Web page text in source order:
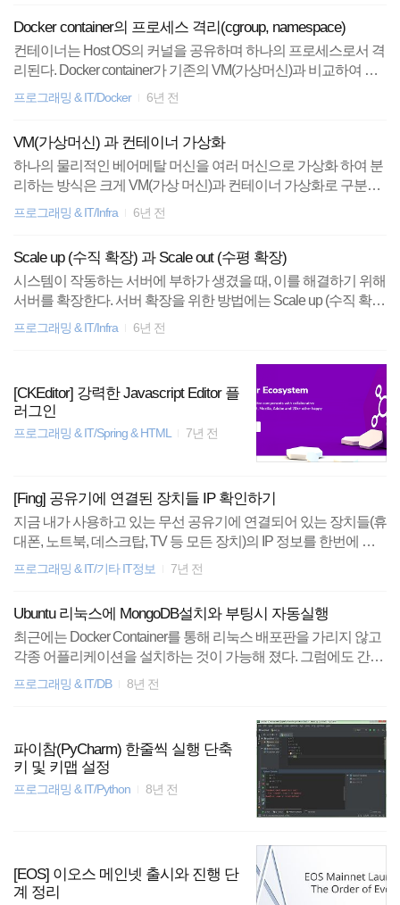
요소들로 이루어져 있다. 2. 워커 노드 실제 컨테이너들이 배포되
는 노드이다. 워커 노드에 애플리케이션 컨테이너들이 구동된다.
마스터 노드도 컨트롤 플레인을 제외하면 하나의 워커 노드로서
기능할 수 있다. 다음은 마스터/워커 노드를 구성하는 요소들에
플리케..
Docker container의 프로세스 격리(cgroup, namespace)
컨테이너는 Host OS의 커널을 공유하며 하나의 프로세스로서 격
리된다. Docker container가 기존의 VM(가상머신)과 비교하여 가
상화 측면에서 어떻게 다른지는 (https://www.leafcats.com/301) 를
다음 두가지를 사용해 컨테이너 프로세스를 격리한다. 첫 번째로
는 리눅스 네임스페이스(namespace)로 각각 컨테이너에서 실행
된 프로세스가 시스템(user, 파일, 네트워크, 호스트명, 프로세스
등)에 대해서 독립되어 볼 수 있도록 구현해 준다. 그 다음으로는
프로그래밍 & IT/Docker 6년 전
VM(가상머신) 과 컨테이너 가상화
하나의 물리적인 베어메탈 머신을 여러 머신으로 가상화 하여 분
리하는 방식은 크게 VM(가상 머신)과 컨테이너 가상화로 구분된
다. VM은 베어메탈 서버에 설치된 호스트 OS와 커널의 공유하지
하기 위해서는 애플리케이션 구동에 필요한 리로스 뿐 아니라 V
M을 생성하고 실행하기 위해 많은 추가적인 컴퓨팅 리소스가 필
요하다. 또한 VM을 새롭게 구동할 때 시스템 서비스를 새롭게 구
성하는 부팅 과정이 필요하며 이는 일반적으로 시간을 소요한다.
OS에서 실행되는 하나의 격리되어있는 프로세스로서 동작한다.
프로그래밍 & IT/Infra 6년 전
Scale up (수직 확장) 과 Scale out (수평 확장)
시스템이 작동하는 서버에 부하가 생겼을 때, 이를 해결하기 위해
서버를 확장한다. 서버 확장을 위한 방법에는 Scale up (수직 확
장)과 Scale Out (수평 확장) 두가지 방법이 존재한다. Scale up : 늘
원을 확장하는 것에 물리적인 한계가 존재한다. Scale out : 서버의
수를 늘리고 동작하는 애플리케이션의 복제본을 실행해 이중화,
삼중하를 하는 방식으로 부하를 분산시켜주는 방식. 하나의 서버
에 거대한 시스템이 하나로 존재하는 모놀리스 방식의 경우 수평
프로그래밍 & IT/Infra 6년 전
[CKEditor] 강력한 Javascript Editor 플
러그인
프로그래밍 & IT/Spring & HTML 7년 전
[Fing] 공유기에 연결된 장치들 IP 확인하기
지금 내가 사용하고 있는 무선 공유기에 연결되어 있는 장치들(휴
대폰, 노트북, 데스크탑, TV 등 모든 장치)의 IP 정보를 한번에 쉽
게 확인할 수 있는 안드로이드 어플이 있다. 바로 fing라는 안드로
다른 설정 없이 그냥 앱을 설치한 뒤 와이파이로 해당 공유기에
연결하고 앱을 실행하면, 바로 해당 공유기에 연결된 장치들의 IP
와 MAC어드레스까지 확인이 가능하다. 노트북이나 데스크탑처
럼 직접 커맨드로 손쉽게 IP를 확인하기 쉬운 장치들은 굳이 필요
확인하기 매우 쉽고 유용한 어플리케이션이다.
프로그래밍 & IT/기타 IT정보 7년 전
Ubuntu 리눅스에 MongoDB설치와 부팅시 자동실행
최근에는 Docker Container를 통해 리눅스 배포판을 가리지 않고
각종 어플리케이션을 설치하는 것이 가능해 졌다. 그럼에도 간혹
No container로 설치해야 하는 상황들이 있는데, 그 중 가장 많은
를 실행한다. (ubuntu 14.04 맞춤형 스크립트이다. 다른 버전의 경
우 정상 동작하지 않는다면 mongodb 공식 홈페이지를 참고하자)
1234567sudo apt-key adv --keyserver hkp://keyserver.ubuntu.com:8
0 --recv 0C49F3730359A14518585931BC711F9BA15703C6 ech
프로그래밍 & IT/DB 8년 전
파이참(PyCharm) 한줄씩 실행 단축
키 및 키맵 설정
프로그래밍 & IT/Python 8년 전
[EOS] 이오스 메인넷 출시와 진행 단
계 정리